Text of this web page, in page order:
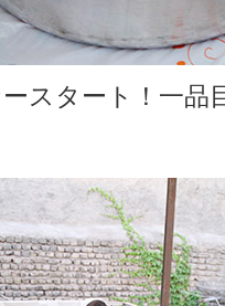
スタート！一品